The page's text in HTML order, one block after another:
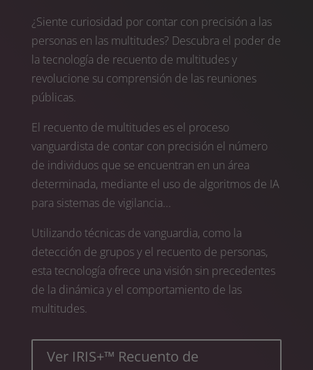
¿Siente curiosidad por contar con precisión a las
personas en las multitudes? Descubra el poder de
la tecnología de recuento de multitudes y
revolucione su comprensión de las reuniones
públicas.
El recuento de multitudes es el proceso
vanguardista de contar con precisión el número
de individuos que se encuentran en un área
determinada, mediante el uso de algoritmos de IA
para sistemas de vigilancia...
Utilizando técnicas de vanguardia, como la
detección de grupos y el recuento de personas,
esta tecnología ofrece una visión sin precedentes
de la dinámica y el comportamiento de las
multitudes.
Ver IRIS+™ Recuento de